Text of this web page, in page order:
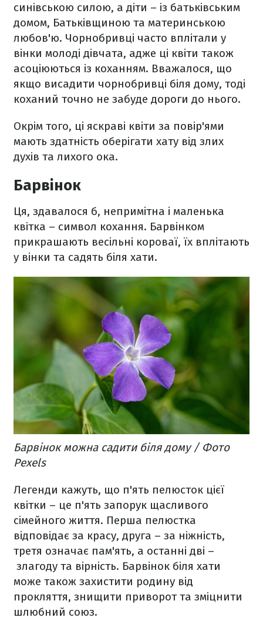
синівською силою, а діти – із батьківським
домом, Батьківщиною та материнською
любов'ю. Чорнобривці часто вплітали у
вінки молоді дівчата, адже ці квіти також
асоціюються із коханням. Вважалося, що
якщо висадити чорнобривці біля дому, тоді
коханий точно не забуде дороги до нього.
Окрім того, ці яскраві квіти за повір'ями
мають здатність оберігати хату від злих
духів та лихого ока.
Барвінок
Ця, здавалося б, непримітна і маленька
квітка – символ кохання. Барвінком
прикрашають весільні короваї, їх вплітають
у вінки та садять біля хати.
Барвінок можна садити біля дому / Фото
Pexels
Легенди кажуть, що п'ять пелюсток цієї
квітки – це п'ять запорук щасливого
сімейного життя. Перша пелюстка
відповідає за красу, друга – за ніжність,
третя означає пам'ять, а останні дві –
злагоду та вірність. Барвінок біля хати
може також захистити родину від
прокляття, знищити приворот та зміцнити
шлюбний союз.